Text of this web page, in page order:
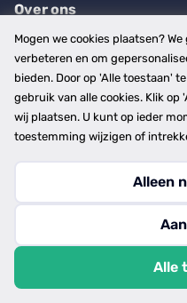
Over ons
Bedrijfsgegevens
Werkwijze
Overzichten
Plaatsen
Provincies
Copyright © 2026
privacy- en cookiebeleid
Mogen we cookies plaatsen?
verbeteren en om
bieden. Door op 'Alle toestaan'
gebruik van alle cookies. Klik op
wij plaatsen. U kunt op ieder
toestemming wijzigen of
Alleen
Alle